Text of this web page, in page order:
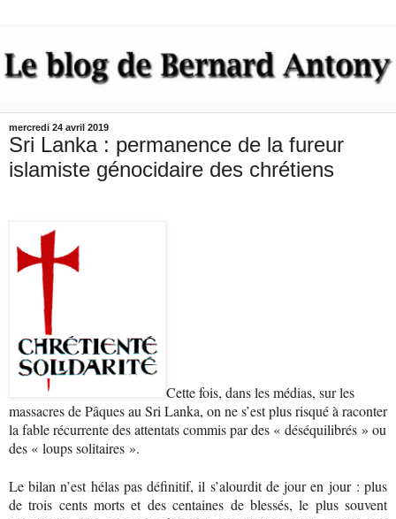
mercredi 24 avril 2019
Sri Lanka : permanence de la fureur
islamiste génocidaire des chrétiens
Cette fois, dans les médias, sur les
massacres de Pâques au Sri Lanka, on ne s’est plus risqué à raconter
la fable récurrente des attentats commis par des « déséquilibrés » ou
des « loups solitaires ».
Le bilan n’est hélas pas définitif, il s’alourdit de jour en jour : plus
de trois cents morts et des centaines de blessés, le plus souvent